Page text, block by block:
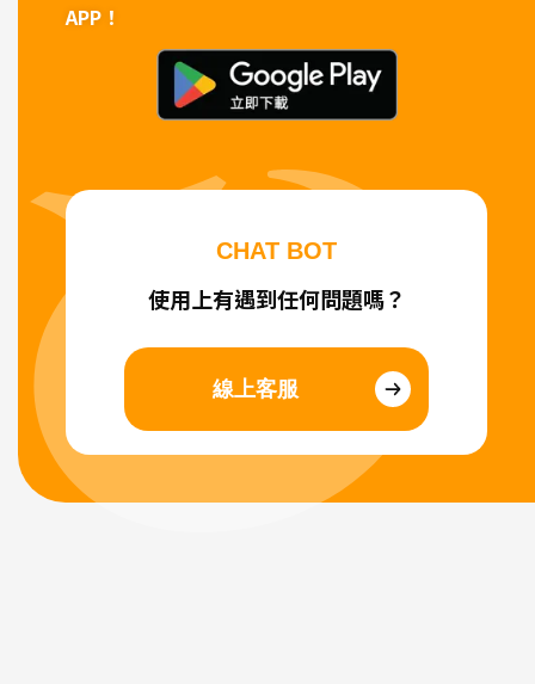
APP！
CHAT BOT
使用上有遇到任何問題嗎？
線上客服